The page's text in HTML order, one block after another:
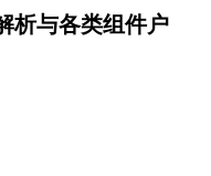
析与各类组件户